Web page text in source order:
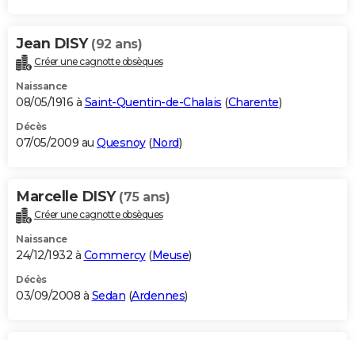
Jean DISY (92 ans)
Créer une cagnotte obsèques
Naissance
08/05/1916 à Saint-Quentin-de-Chalais (Charente)
Décès
07/05/2009 au Quesnoy(Nord)
Marcelle DISY (75 ans)
Créer une cagnotte obsèques
Naissance
24/12/1932 à Commercy(Meuse)
Décès
03/09/2008 à Sedan (Ardennes)